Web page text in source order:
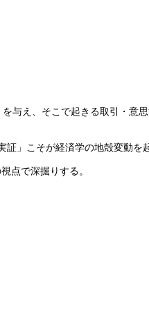
え、そこで起きる取引・意
」こそが経済学の地殻変動を
点で深掘りする。